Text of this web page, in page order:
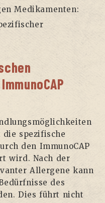
Medikamenten:
spezifische
den ImmunoCAP
wird. Nach der
Allergene kann
des
Dies führt nicht